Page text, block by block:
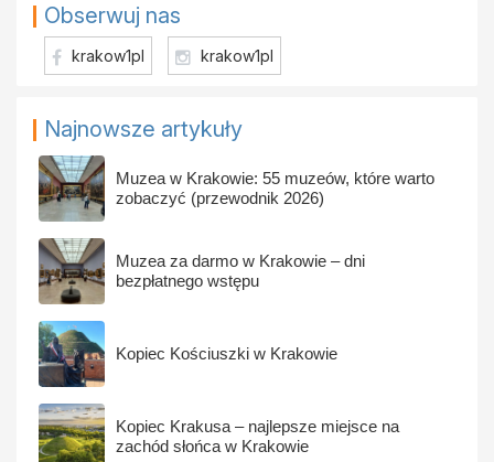
Obserwuj nas
krakow1pl krakow1pl
Najnowsze artykuły
Muzea w Krakowie: 55 muzeów, które warto
zobaczyć (przewodnik 2026)
Muzea za darmo w Krakowie – dni
bezpłatnego wstępu
Kopiec Kościuszki w Krakowie
Kopiec Krakusa – najlepsze miejsce na
zachód słońca w Krakowie